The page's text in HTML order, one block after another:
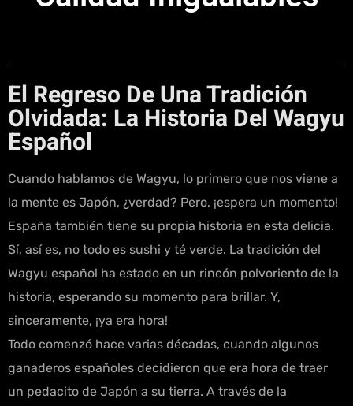
El Regreso De Una Tradición
Olvidada: La Historia Del Wagyu
Español
Cuando hablamos de Wagyu, lo primero que nos viene a
la mente es Japón, ¿verdad? Pero, ¡espera un momento!
España también tiene su propia historia en esta delicia.
Sí, así es, no todo es sushi y té verde. La tradición del
Wagyu español ha estado en un rincón polvoriento de la
historia, esperando su momento para brillar. Y,
sinceramente, ¡ya era hora!
Todo comenzó hace varias décadas, cuando algunos
ganaderos españoles decidieron que era hora de traer
un pedacito de Japón a su tierra. A través de la